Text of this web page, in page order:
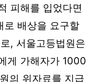
피해를 입었다면
로 배상을 요구할
, 서울고등법원은
게 가해자가 1000
의 위자료를 지급